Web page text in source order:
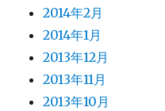
2014年2月
2014年1月
2013年12月
2013年11月
2013年10月